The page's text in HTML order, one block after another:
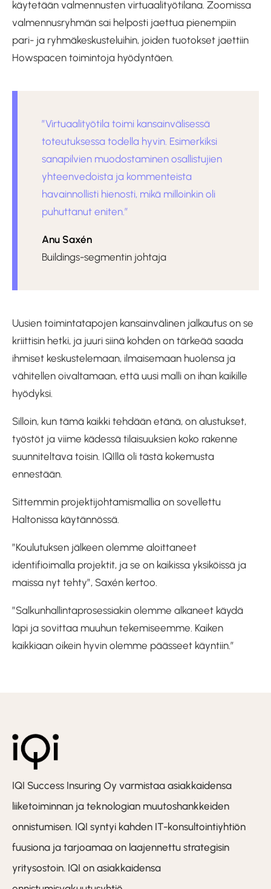
käytetään valmennusten virtuaalityötilana. Zoomissa
valmennusryhmän sai helposti jaettua pienempiin
pari- ja ryhmäkeskusteluihin, joiden tuotokset jaettiin
Howspacen toimintoja hyödyntäen.
”Virtuaalityötila toimi kansainvälisessä
toteutuksessa todella hyvin. Esimerkiksi
sanapilvien muodostaminen osallistujien
yhteenvedoista ja kommenteista
havainnollisti hienosti, mikä milloinkin oli
puhuttanut eniten.”
Anu Saxén
Buildings-segmentin johtaja
Uusien toimintatapojen kansainvälinen jalkautus on se
kriittisin hetki, ja juuri siinä kohden on tärkeää saada
ihmiset keskustelemaan, ilmaisemaan huolensa ja
vähitellen oivaltamaan, että uusi malli on ihan kaikille
hyödyksi.
Silloin, kun tämä kaikki tehdään etänä, on alustukset,
työstöt ja viime kädessä tilaisuuksien koko rakenne
suunniteltava toisin. IQIllä oli tästä kokemusta
ennestään.
Sittemmin projektijohtamismallia on sovellettu
Haltonissa käytännössä.
”Koulutuksen jälkeen olemme aloittaneet
identifioimalla projektit, ja se on kaikissa yksiköissä ja
maissa nyt tehty”, Saxén kertoo.
”Salkunhallintaprosessiakin olemme alkaneet käydä
läpi ja sovittaa muuhun tekemiseemme. Kaiken
kaikkiaan oikein hyvin olemme päässeet käyntiin.”
IQI Success Insuring Oy varmistaa asiakkaidensa
liiketoiminnan ja teknologian muutoshankkeiden
onnistumisen. IQI syntyi kahden IT-konsultointiyhtiön
fuusiona ja tarjoamaa on laajennettu strategisin
yritysostoin. IQI on asiakkaidensa